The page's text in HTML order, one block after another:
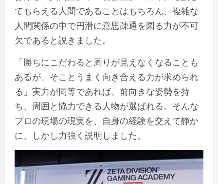
てもらえる人間であることはもちろん、複雑な
人間関係の中で円滑に意思疎通を図る力が不可
欠であると説きました。
「勝ちにこだわると周りが見えなくなることも
あるが、そことうまく向き合える力が求められ
る」実力が同等であれば、前向きな姿勢を持
ち、周囲と協力できる人物が選ばれる。そんな
プロの現場の現実を、自身の経験を交えて静か
に、しかし力強く説明しました。